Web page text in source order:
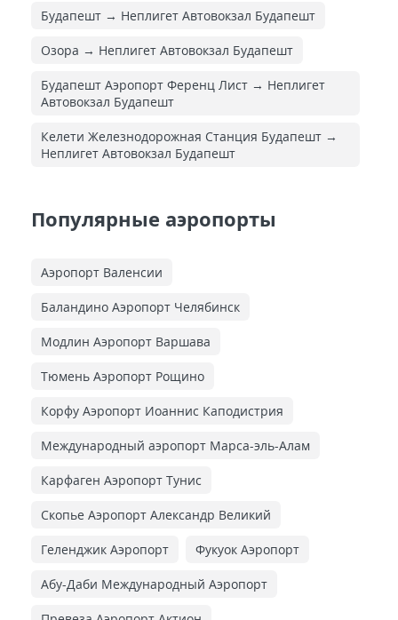
Будапешт → Неплигет Автовокзал Будапешт
Озора → Неплигет Автовокзал Будапешт
Будапешт Аэропорт Ференц Лист → Неплигет
Автовокзал Будапешт
Келети Железнодорожная Cтанция Будапешт →
Неплигет Автовокзал Будапешт
Популярные аэропорты
Аэропорт Валенсии
Баландино Аэропорт Челябинск
Модлин Аэропорт Варшава
Тюмень Аэропорт Рощино
Корфу Аэропорт Иоаннис Каподистрия
Международный аэропорт Марса-эль-Алам
Карфаген Аэропорт Тунис
Скопье Аэропорт Александр Великий
Геленджик Аэропорт Фукуок Аэропорт
Абу-Даби Международный Аэропорт